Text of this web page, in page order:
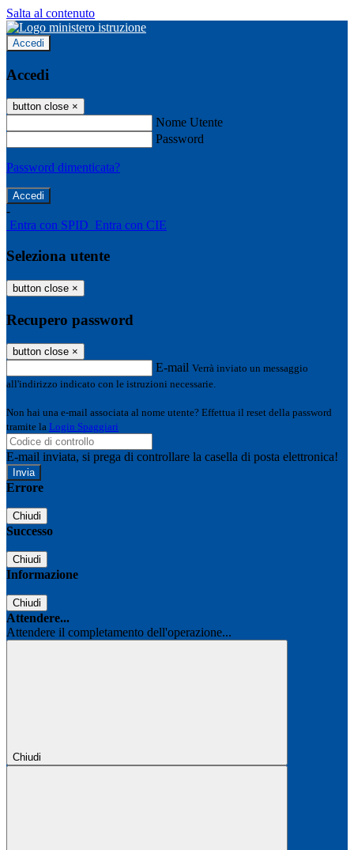
Salta al contenuto
Accedi
Accedi
button close ×
Nome Utente
Password
Password dimenticata?
-
Entra con SPID Entra con CIE
Seleziona utente
button close ×
Recupero password
button close ×
E-mail Verrà inviato un messaggio
all'indirizzo indicato con le istruzioni necessarie.
Non hai una e-mail associata al nome utente? Effettua il reset della password
tramite la Login Spaggiari
E-mail inviata, si prega di controllare la casella di posta elettronica!
Errore
Chiudi
Successo
Chiudi
Informazione
Chiudi
Attendere...
Attendere il completamento dell'operazione...
Chiudi